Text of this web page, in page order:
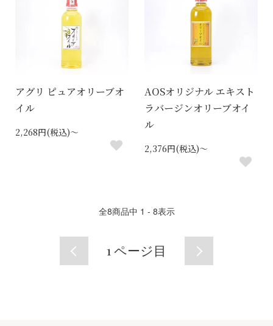
アグリ ピュアオリーブオ
イル
2,268円(税込)～
AOSオリジナル エキスト
ラバージンオリーブオイ
ル
2,376円(税込)～
全8商品中 1 - 8表示
1 ページ目